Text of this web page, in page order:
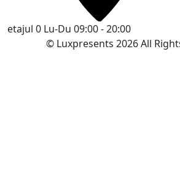
etajul 0 Lu-Du 09:00 - 20:00
© Luxpresents 2026 All